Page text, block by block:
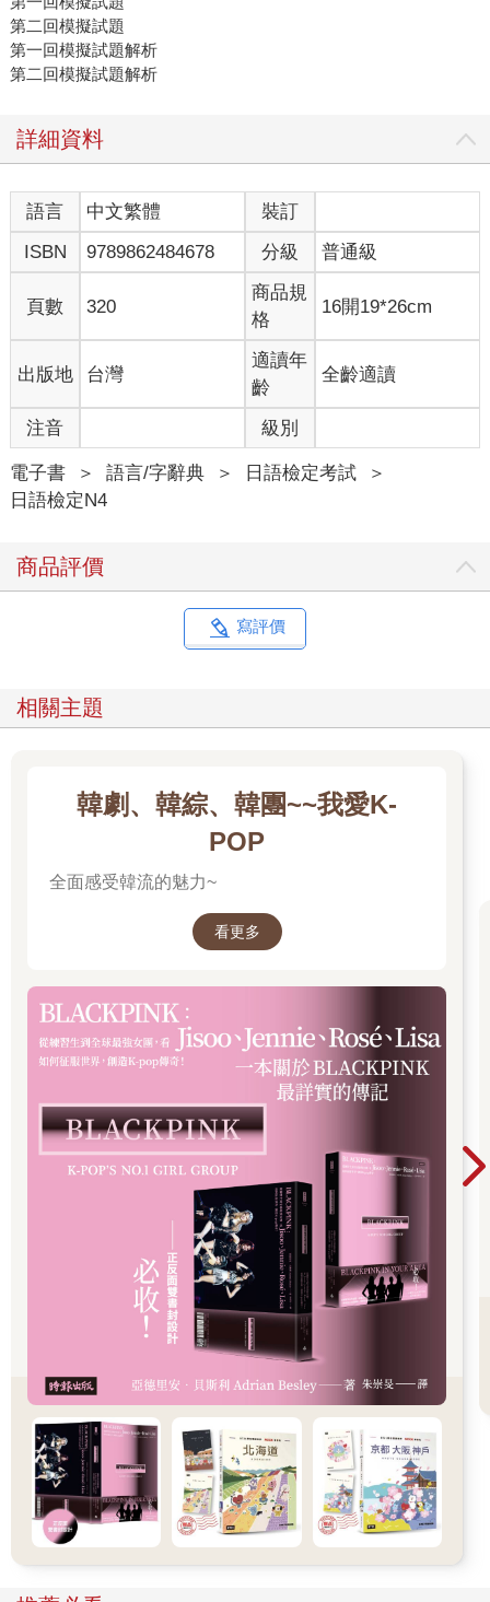
第二回模擬試題
第一回模擬試題解析
第二回模擬試題解析
詳細資料
語言 中文繁體
裝訂
ISBN
9789862484678 分級 普通級
頁數 320
商品規
格
16開19*26cm
出版地 台灣
適讀年
齡
全齡適讀
注音 級別
電子書 ＞ 語言/字辭典 ＞ 日語檢定考試
＞
日語檢定N4
商品評價
寫評價
相關主題
韓劇、韓綜、韓團~~我愛K-
POP
全面感受韓流的魅力~
看更多